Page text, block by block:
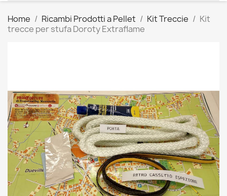
Home Ricambi Prodotti a Pellet Kit Treccie
Kit
trecce per stufa Doroty Extraflame